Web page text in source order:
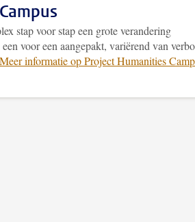
stap voor stap een grote verandering
voor een aangepakt, variërend van
Meer informatie op Project Humanities